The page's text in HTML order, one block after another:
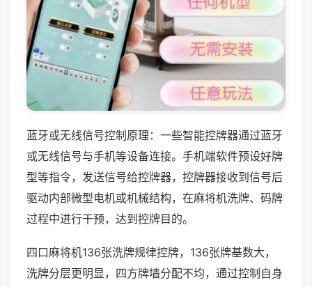
蓝牙或无线信号控制原理：一些智能控牌器通过蓝牙
或无线信号与手机等设备连接。手机端软件预设好牌
型等指令，发送信号给控牌器，控牌器接收到信号后
驱动内部微型电机或机械结构，在麻将机洗牌、码牌
过程中进行干预，达到控牌目的。
四口麻将机136张洗牌规律控牌，136张牌基数大，
洗牌分层更明显，四方牌墙分配不均，通过控制自身